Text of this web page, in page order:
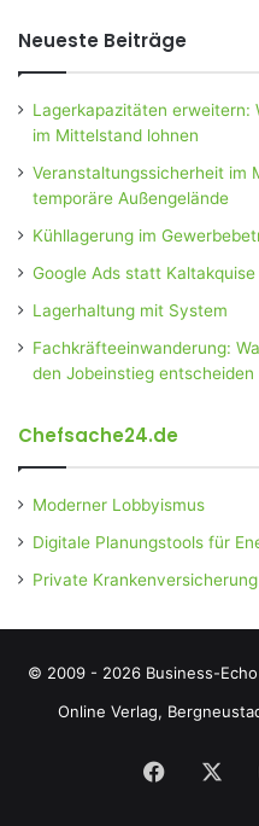
Neueste Beiträge
Lagerkapazitäten erweitern:
im Mittelstand lohnen
Veranstaltungssicherheit im
temporäre Außengelände
Kühllagerung im
Google Ads statt
Lagerhaltung mit System
Fachkräfteeinwanderung:
den Jobeinstieg entscheiden
Chefsache24.de
Moderner Lobbyismus
Digitale Planungstools für
Private
© 2009 - 2026 Business-
Online Verlag,